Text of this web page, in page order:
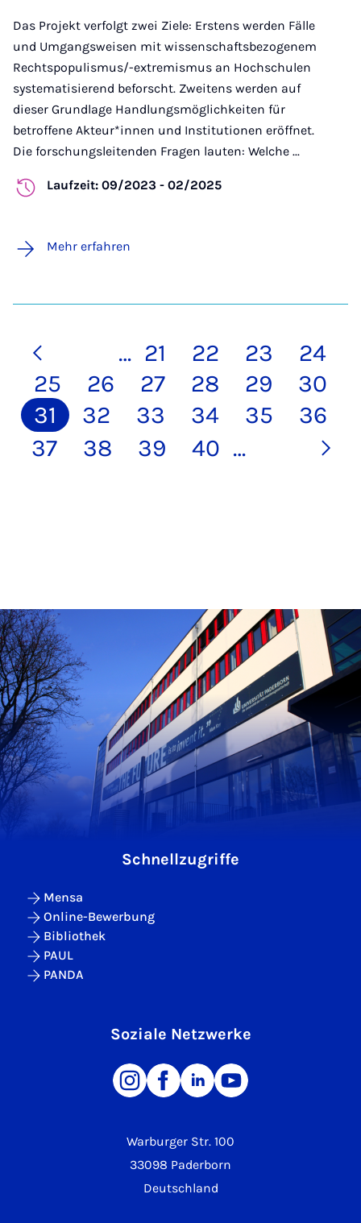
Das Projekt verfolgt zwei Ziele: Erstens werden Fälle
und Umgangsweisen mit wissenschaftsbezogenem
Rechtspopulismus/-extremismus an Hochschulen
systematisierend beforscht. Zweitens werden auf
dieser Grundlage Handlungsmöglichkeiten für
betroffene Akteur*innen und Institutionen eröffnet.
Die forschungsleitenden Fragen lauten: Welche ...
Laufzeit: 09/2023 - 02/2025
Mehr erfahren
… 21 22 23
24
25
26 27 28 29
30
31
32 33 34 35
36
37
38 39 40 …
Warburger Str. 100
33098 Paderborn
Deutschland
Schnellzugriffe
Mensa
Online-Bewerbung
Bibliothek
PAUL
PANDA
Soziale Netzwerke